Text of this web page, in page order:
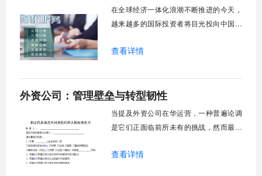
在全球经济一体化浪潮不断推进的今天，
越来越多的国际投资者将目光投向中国市
这一广阔市场的重要桥梁。然而，这条通
显著的政策红利与市场机遇，也充满了复
杂的规章流程与潜在挑战。理解外资公司
注册的核心要点，不仅能帮助企业高效完
查看详情
外资公司：管理壁垒与转型韧性
当提及外资公司在华运营，一种普遍论调
是它们正面临前所未有的挑战，然而最新
济增速放缓的背景下，外资企业反而展现
查看详情